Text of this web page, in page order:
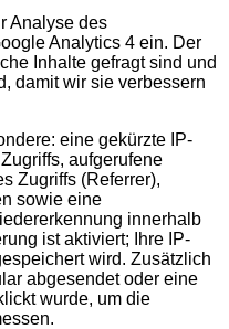
Analyse des
Analytics 4 ein. Der
Inhalte gefragt sind und
damit wir sie verbessern
eine gekürzte IP-
aufgerufene
Zugriffs (Referrer),
sowie eine
innerhalb
ist aktiviert; Ihre IP-
wird. Zusätzlich
abgesendet oder eine
wurde, um die